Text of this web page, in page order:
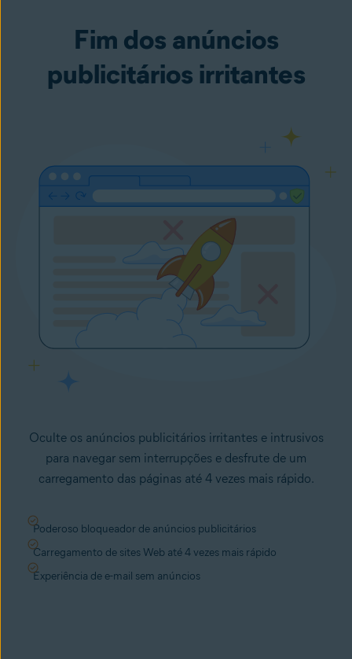
Fim dos anúncios
publicitários irritantes
Oculte os anúncios publicitários irritantes e intrusivos
para navegar sem interrupções e desfrute de um
carregamento das páginas até 4 vezes mais rápido.
Poderoso bloqueador de anúncios publicitários
Carregamento de sites Web até 4 vezes mais rápido
Experiência de e-mail sem anúncios